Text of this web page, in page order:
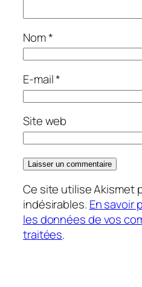
Nom*
E-mail*
Site web
Ce site utilise Akismet
indésirables. En savoir
les données de vos
traitées.